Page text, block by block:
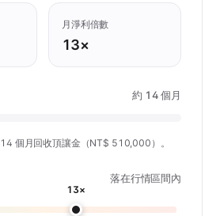
月淨利倍數
13×
約 14 個月
個月回收頂讓金（NT$ 510,000）。
落在行情區間內
13×